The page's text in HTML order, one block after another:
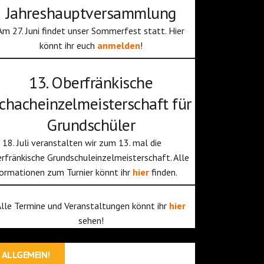
Jahreshauptversammlung
27. Juni findet unser Sommerfest statt. Hier
könnt ihr euch anmelden!
13. Oberfränkische
für
Grundschüler
18. Juli veranstalten wir zum 13. mal die
Grundschuleinzelmeisterschaft. Alle
zum Turnier könnt ihr hier finden.
Termine und Veranstaltungen könnt ihr hier
sehen!
ALLGEMEIN!